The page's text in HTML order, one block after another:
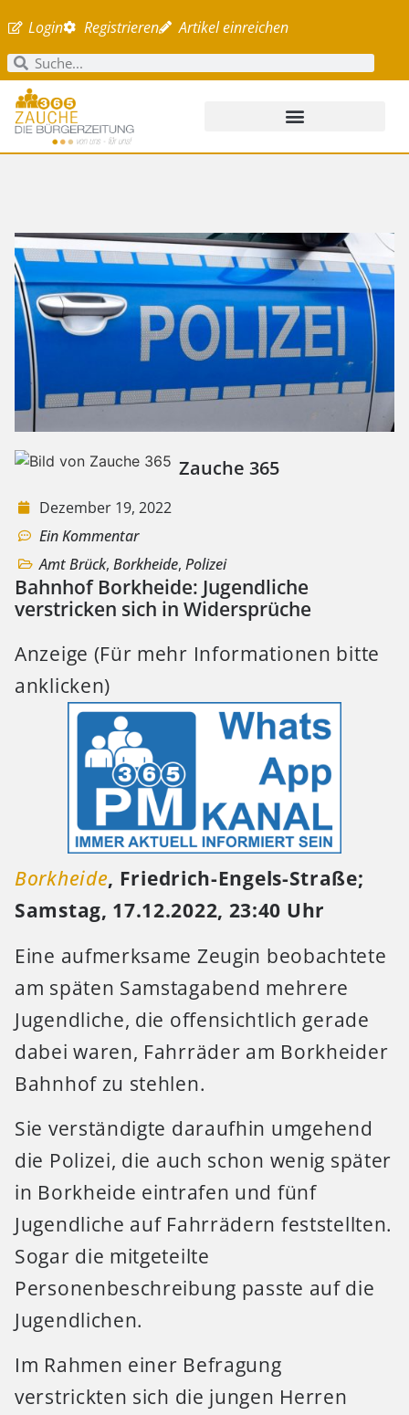
Login Registrieren Artikel einreichen
Zauche 365
Dezember 19, 2022
Ein Kommentar
Amt Brück, Borkheide, Polizei
Bahnhof Borkheide: Jugendliche
verstricken sich in Widersprüche
Anzeige (Für mehr Informationen bitte
anklicken)
Borkheide, Friedrich-Engels-Straße;
Samstag, 17.12.2022, 23:40 Uhr
Eine aufmerksame Zeugin beobachtete
am späten Samstagabend mehrere
Jugendliche, die offensichtlich gerade
dabei waren, Fahrräder am Borkheider
Bahnhof zu stehlen.
Sie verständigte daraufhin umgehend
die Polizei, die auch schon wenig später
in Borkheide eintrafen und fünf
Jugendliche auf Fahrrädern feststellten.
Sogar die mitgeteilte
Personenbeschreibung passte auf die
Jugendlichen.
Im Rahmen einer Befragung
verstrickten sich die jungen Herren